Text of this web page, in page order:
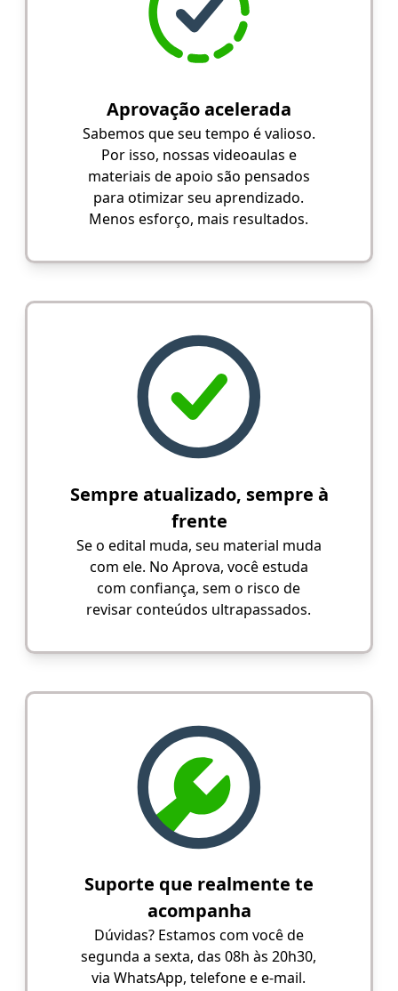
Aprovação acelerada
Sabemos que seu tempo é valioso.
Por isso, nossas videoaulas e
materiais de apoio são pensados
para otimizar seu aprendizado.
Menos esforço, mais resultados.
Sempre atualizado, sempre à
frente
Se o edital muda, seu material muda
com ele. No Aprova, você estuda
com confiança, sem o risco de
revisar conteúdos ultrapassados.
Suporte que realmente te
acompanha
Dúvidas? Estamos com você de
segunda a sexta, das 08h às 20h30,
via WhatsApp, telefone e e-mail.